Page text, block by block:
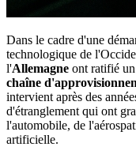
Dans le cadre d'une
technologique de
l'Allemagne ont ratifié
chaîne
intervient après des
d'étranglement qui ont
l'automobile, de
artificielle.